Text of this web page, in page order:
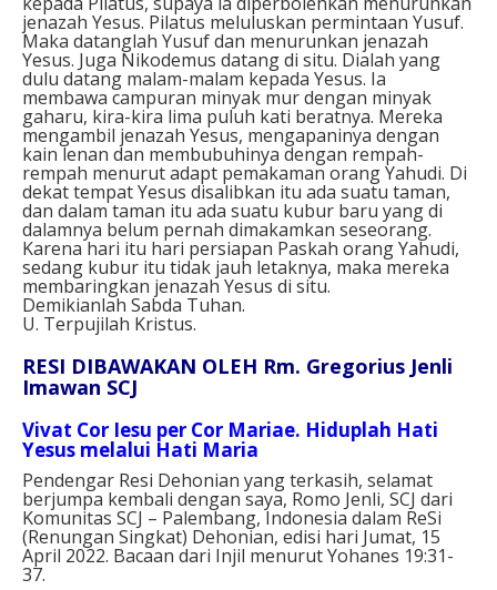
jenazah Yesus. Pilatus meluluskan permintaan Yusuf.
Maka datanglah Yusuf dan menurunkan jenazah
Yesus. Juga Nikodemus datang di situ. Dialah yang
dulu datang malam-malam kepada Yesus. Ia
membawa campuran minyak mur dengan minyak
gaharu, kira-kira lima puluh kati beratnya. Mereka
mengambil jenazah Yesus, mengapaninya dengan
kain lenan dan membubuhinya dengan rempah-
rempah menurut adapt pemakaman orang Yahudi. Di
dekat tempat Yesus disalibkan itu ada suatu taman,
dan dalam taman itu ada suatu kubur baru yang di
dalamnya belum pernah dimakamkan seseorang.
Karena hari itu hari persiapan Paskah orang Yahudi,
sedang kubur itu tidak jauh letaknya, maka mereka
membaringkan jenazah Yesus di situ.
Demikianlah Sabda Tuhan.
U. Terpujilah Kristus.
RESI DIBAWAKAN OLEH Rm. Gregorius Jenli
Imawan SCJ
Vivat Cor Iesu per Cor Mariae. Hiduplah Hati
Yesus melalui Hati Maria
Pendengar Resi Dehonian yang terkasih, selamat
berjumpa kembali dengan saya, Romo Jenli, SCJ dari
Komunitas SCJ – Palembang, Indonesia dalam ReSi
(Renungan Singkat) Dehonian, edisi hari Jumat, 15
April 2022. Bacaan dari Injil menurut Yohanes 19:31-
37.